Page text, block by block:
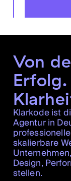
Von
Erfolg.
Klarkode ist
Agentur in
skalierbare
Design,
stellen.